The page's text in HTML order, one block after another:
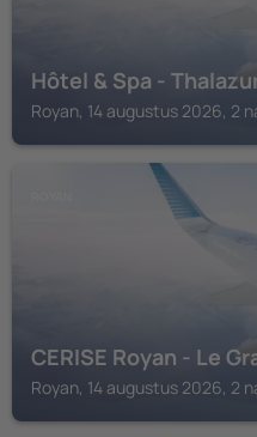
Hôtel & Spa -
Royan, 14 augustus 2026, 2
CERISE Royan - Le
Royan, 14 augustus 2026, 2